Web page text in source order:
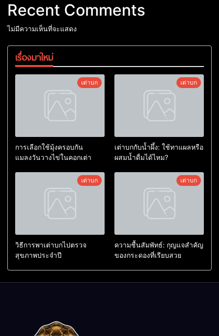
Recent Comments
ไม่มีความเห็นที่จะแสดง
เรื่องมาใหม่
เต่าบก
การเลือกใช้มุ้งครอบกัน
แมลงวันวางไข่ในคอกเต่า
เต่าบก
เต่าบกกับน้ำผึ้ง: ใช้ทาแผลหรือ
ผสมน้ำดื่มได้ไหม?
เต่าบก
วิธีการพาเต่าบกไปตรวจ
สุขภาพประจำปี
เต่าบก
ความชื้นสัมพัทธ์: กุญแจสำคัญ
ของกระดองที่เรียบสวย